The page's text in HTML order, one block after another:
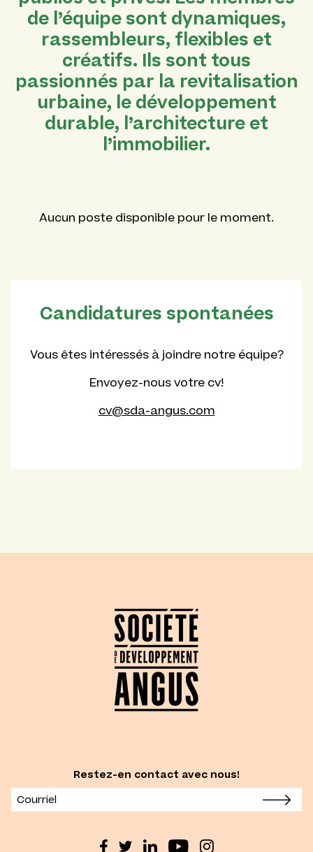
de l’équipe sont dynamiques,
rassembleurs, flexibles et
créatifs. Ils sont tous
passionnés par la revitalisation
urbaine, le développement
durable, l’architecture et
l’immobilier.
Aucun poste disponible pour le moment.
Candidatures spontanées
Vous êtes intéressés à joindre notre équipe?
Envoyez-nous votre cv!
cv@sda-angus.com
Restez-en contact avec nous!